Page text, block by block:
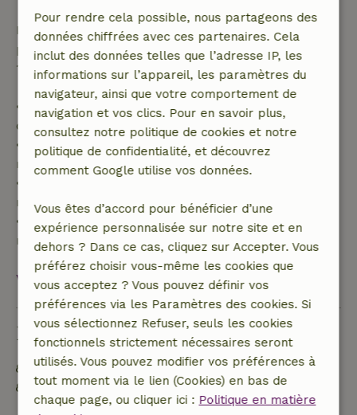
Passé ce délai, tu recevras un remboursement
partiel du coût du séjour et un remboursement à
100 % de l'acompte :
• Jusqu'à 42 jours avant l'arrivée : remboursement
de 70 %
• Entre 42 et 28 jours avant l'arrivée :
remboursement de 40 %
• De 28 jours avant l'arrivée jusqu'au jour même :
remboursement de 10 %
• Le jour de l'arrivée ou après : aucun
remboursement
Voir tout
Durabilité
Étiquette énergétique : B
Construit avec des matériaux de construction
naturels
Pour rendre cela possible, nous partageons des
données chiffrées avec ces partenaires. Cela
inclut des données telles que l’adresse IP, les
informations sur l’appareil, les paramètres du
navigateur, ainsi que votre comportement de
navigation et vos clics. Pour en savoir plus,
consultez notre politique de cookies et notre
politique de confidentialité, et découvrez
comment Google utilise vos données.
Vous êtes d’accord pour bénéficier d’une
expérience personnalisée sur notre site et en
dehors ? Dans ce cas, cliquez sur Accepter. Vous
préférez choisir vous-même les cookies que
vous acceptez ? Vous pouvez définir vos
préférences via les Paramètres des cookies. Si
vous sélectionnez Refuser, seuls les cookies
fonctionnels strictement nécessaires seront
utilisés. Vous pouvez modifier vos préférences à
tout moment via le lien (Cookies) en bas de
chaque page, ou cliquer ici : Politique en matière